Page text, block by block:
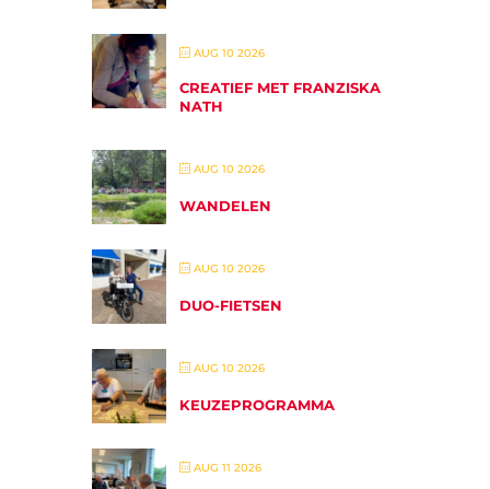
AUG 10 2026
CREATIEF MET FRANZISKA
NATH
AUG 10 2026
WANDELEN
AUG 10 2026
DUO-FIETSEN
AUG 10 2026
KEUZEPROGRAMMA
AUG 11 2026